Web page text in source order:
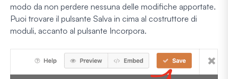
modo da non perdere nessuna delle modifiche apportate.
Puoi trovare il pulsante Salva in cima al costruttore di
moduli, accanto al pulsante Incorpora.